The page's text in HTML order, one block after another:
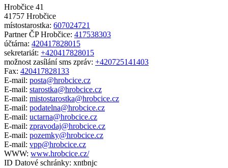
Hrobčice 41
41757 Hrobčice
místostarostka: 607024721
Partner ČP Hrobčice: 417538303
účtárna: 420417828015
sekretariát: +420417828015
možnost zasílání sms zpráv: +420725141403
Fax: 420417828133
E-mail: posta@hrobcice.cz
E-mail: starostka@hrobcice.cz
E-mail: mistostarostka@hrobcice.cz
E-mail: podatelna@hrobcice.cz
E-mail: uctarna@hrobcice.cz
E-mail: zpravodaj@hrobcice.cz
E-mail: pozemky@hrobcice.cz
E-mail: vpp@hrobcice.cz
WWW: www.hrobcice.cz/
ID Datové schránky: xntbnjc